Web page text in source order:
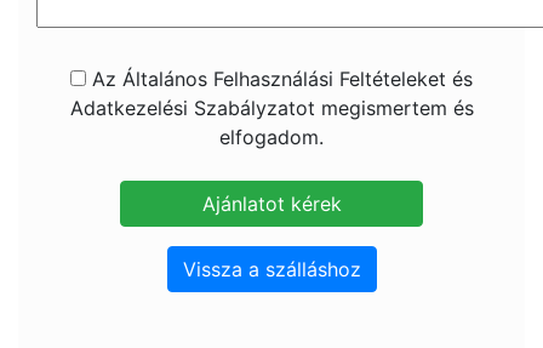
Az Általános Felhasználási Feltételeket és
Adatkezelési Szabályzatot megismertem és
elfogadom.
Vissza a szálláshoz